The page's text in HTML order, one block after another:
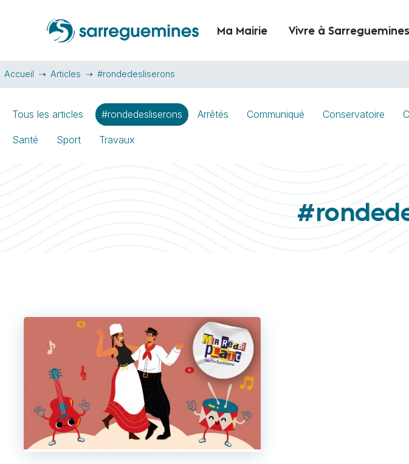
Ma Mairie Vivre à Sarreguemines
Accueil Articles #rondedesliserons
Tous les articles #rondedesliserons Arrêtés Communiqué Conservatoire
Santé Sport Travaux